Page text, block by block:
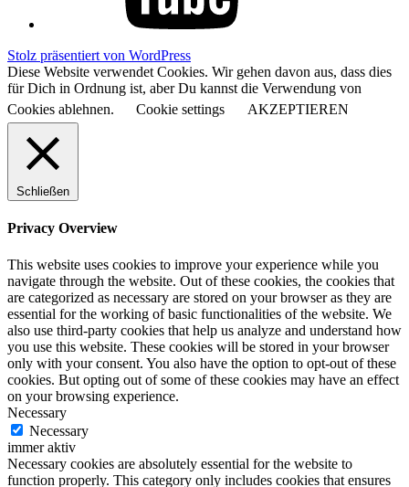
Stolz präsentiert von WordPress
Diese Website verwendet Cookies. Wir gehen davon aus, dass dies
für Dich in Ordnung ist, aber Du kannst die Verwendung von
Cookies ablehnen.
Cookie settings AKZEPTIEREN
Schließen
Privacy Overview
This website uses cookies to improve your experience while you
navigate through the website. Out of these cookies, the cookies that
are categorized as necessary are stored on your browser as they are
essential for the working of basic functionalities of the website. We
also use third-party cookies that help us analyze and understand how
you use this website. These cookies will be stored in your browser
only with your consent. You also have the option to opt-out of these
cookies. But opting out of some of these cookies may have an effect
on your browsing experience.
Necessary
Necessary
immer aktiv
Necessary cookies are absolutely essential for the website to
function properly. This category only includes cookies that ensures